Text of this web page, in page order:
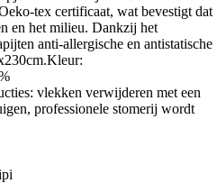
tex certificaat, wat bevestigt dat
en het milieu. Dankzij het
anti-allergische en antistatische
vlekken verwijderen met een
professionele stomerij wordt